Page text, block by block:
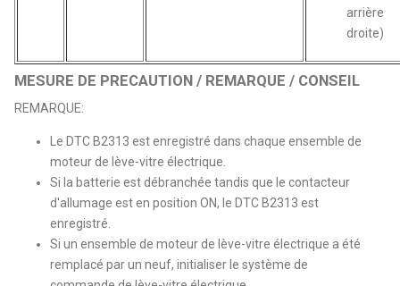
arrière
droite)
MESURE DE PRECAUTION / REMARQUE / CONSEIL
REMARQUE:
Le DTC B2313 est enregistré dans chaque ensemble de
moteur de lève-vitre électrique.
Si la batterie est débranchée tandis que le contacteur
d'allumage est en position ON, le DTC B2313 est
enregistré.
Si un ensemble de moteur de lève-vitre électrique a été
remplacé par un neuf, initialiser le système de